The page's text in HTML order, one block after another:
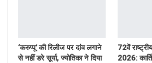
‘करुप्पू’ की रिलीज पर दांव लगाने
से नहीं डरे सूर्या, ज्योतिका ने दिया
72वें
2026: